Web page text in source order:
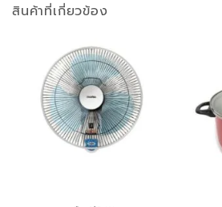
สินค้าที่เกี่ยวข้อง